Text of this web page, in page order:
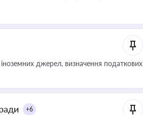
джерел, визначення податкових
+6